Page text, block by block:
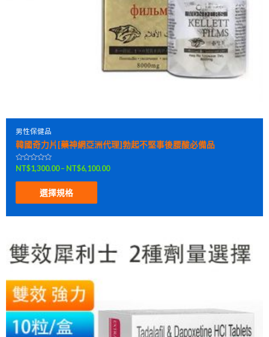
男性保健品
韓國奇力片[藥神網亞洲代理]勃起不堅事後腰酸必備品
評
0
NT$1,300.00– NT$6,100.00
選擇規格